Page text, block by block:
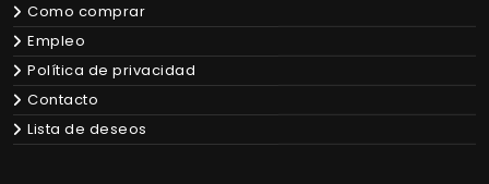
Como comprar
Empleo
Política de privacidad
Contacto
Lista de deseos